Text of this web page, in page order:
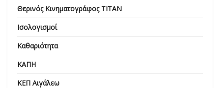
Θερινός Κινηματογράφος ΤΙΤΑΝ
Ισολογισμοί
Καθαριότητα
ΚΑΠΗ
ΚΕΠ Αιγάλεω